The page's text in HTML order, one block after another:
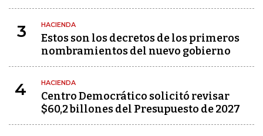
3 HACIENDA
Estos son los decretos de los primeros
nombramientos del nuevo gobierno
4 HACIENDA
Centro Democrático solicitó revisar
$60,2 billones del Presupuesto de 2027